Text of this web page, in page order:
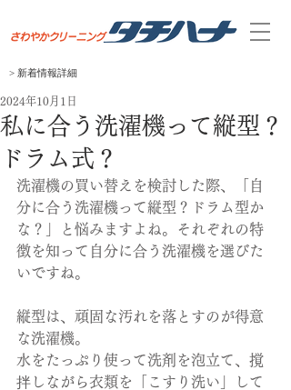
> 新着​情報​詳細
私に合う洗濯機って縦型？
ドラム式？
2024年10月1日
洗濯機の買い替えを検討した際、「自
分に合う洗濯機って縦型？ドラム型か
な？」と悩みますよね。それぞれの特
徴を知って自分に合う洗濯機を選びた
いですね。
縦型は、頑固な汚れを落とすのが得意
な洗濯機。
水をたっぷり使って洗剤を泡立て、撹
拌しながら衣類を「こすり洗い」して